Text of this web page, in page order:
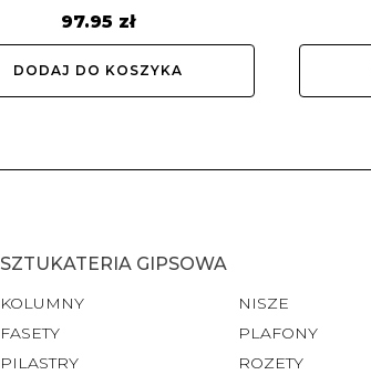
97.95 zł
DODAJ DO KOSZYKA
SZTUKATERIA GIPSOWA
KOLUMNY
FASETY
PILASTRY
NISZE
PLAFONY
ROZETY